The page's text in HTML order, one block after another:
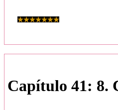
Capítulo 41: 8.